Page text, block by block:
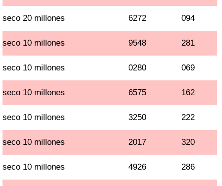
seco 20 millones 6272 094
seco 10 millones 9548 281
seco 10 millones 0280 069
seco 10 millones 6575 162
seco 10 millones 3250 222
seco 10 millones 2017 320
seco 10 millones 4926 286